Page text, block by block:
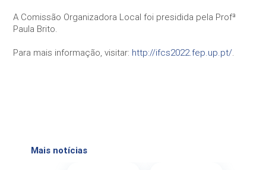
A Comissão Organizadora Local foi presidida pela Profª
Paula Brito.
Para mais informação, visitar: http://ifcs2022.fep.up.pt/.